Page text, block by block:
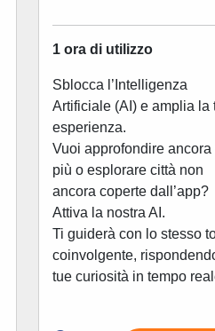
1 ora di utilizzo
Sblocca l’Intelligenza
Artificiale (AI) e amplia la
esperienza.
Vuoi approfondire ancora
più o esplorare città non
ancora coperte dall’app?
Attiva la nostra AI.
Ti guiderà con lo stesso
coinvolgente,
tue curiosità in tempo